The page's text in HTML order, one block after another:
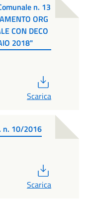
n. 13
ORG
CON DECO
2018"
Scarica
n. 10/2016
Scarica